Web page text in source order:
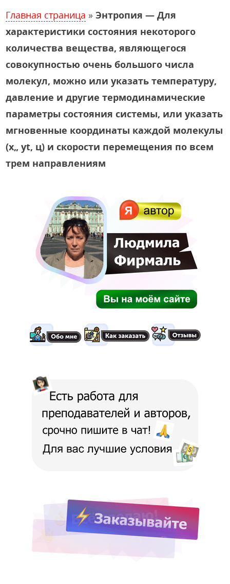
Главная страница »Энтропия — Для
характеристики состояния некоторого
количества вещества, являющегося
совокупностью очень большого числа
молекул, можно или указать температуру,
давление и другие термодинамические
параметры состояния системы, или указать
мгновенные координаты каждой молекулы
(х„ yt, ц) и скорости перемещения по всем
трем направлениям